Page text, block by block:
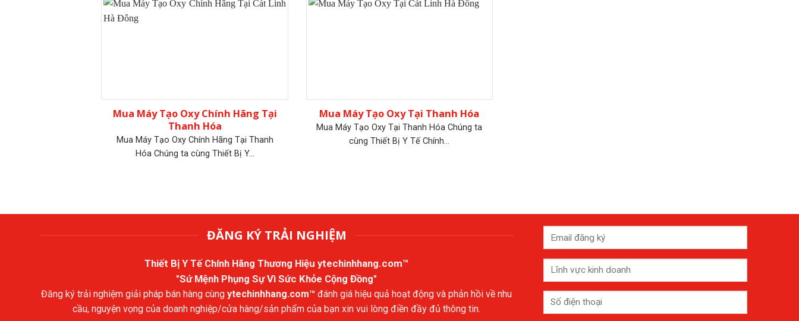
Mua Máy Tạo Oxy Chính Hãng Tại
Thanh Hóa
Mua Máy Tạo Oxy Chính Hãng Tại Thanh
Hóa Chúng ta cùng Thiết Bị Y...
Mua Máy Tạo Oxy Tại Thanh Hóa
Mua Máy Tạo Oxy Tại Thanh Hóa Chúng ta
cùng Thiết Bị Y Tế Chính...
ĐĂNG KÝ TRẢI NGHIỆM
Thiết Bị Y Tế Chính Hãng Thương Hiệu ytechinhhang.com™
"Sứ Mệnh Phụng Sự Vì Sức Khỏe Cộng Đồng"
Đăng ký trải nghiệm giải pháp bán hàng cùngytechinhhang.com™đánh giá hiệu quả hoạt động và phản hồi về nhu
cầu, nguyện vọng của doanh nghiệp/cửa hàng/sản phẩm của bạn xin vui lòng điền đầy đủ thông tin.